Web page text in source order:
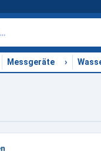
Messgeräte ›